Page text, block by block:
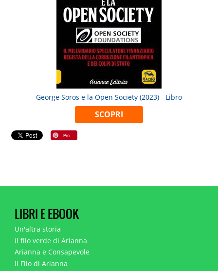
George Soros e la Open Society (2023) - Libro
SCOPRI
LIBRI E EBOOK
Un'altra storia
Il filo verde di Arianna
Arianna e Consapevole
Il Filo di Arianna